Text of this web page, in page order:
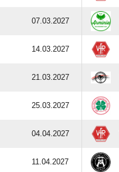
07.03.2027
14.03.2027
21.03.2027
25.03.2027
04.04.2027
11.04.2027